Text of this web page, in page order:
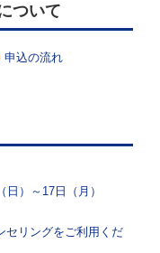
ついて
申込の流れ
）～17日（月）
セリングをご利用くだ